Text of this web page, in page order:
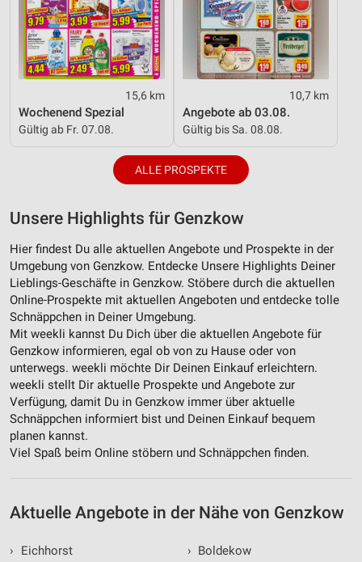
15,6 km
Wochenend Spezial
Gültig ab Fr. 07.08.
10,7 km
Angebote ab 03.08.
Gültig bis Sa. 08.08.
ALLE PROSPEKTE
Unsere Highlights für Genzkow
Hier findest Du alle aktuellen Angebote und Prospekte in der
Umgebung von Genzkow. Entdecke Unsere Highlights Deiner
Lieblings-Geschäfte in Genzkow. Stöbere durch die aktuellen
Online-Prospekte mit aktuellen Angeboten und entdecke tolle
Schnäppchen in Deiner Umgebung.
Mit weekli kannst Du Dich über die aktuellen Angebote für
Genzkow informieren, egal ob von zu Hause oder von
unterwegs. weekli möchte Dir Deinen Einkauf erleichtern.
weekli stellt Dir aktuelle Prospekte und Angebote zur
Verfügung, damit Du in Genzkow immer über aktuelle
Schnäppchen informiert bist und Deinen Einkauf bequem
planen kannst.
Viel Spaß beim Online stöbern und Schnäppchen finden.
Aktuelle Angebote in der Nähe von Genzkow
›
Eichhorst
› Boldekow